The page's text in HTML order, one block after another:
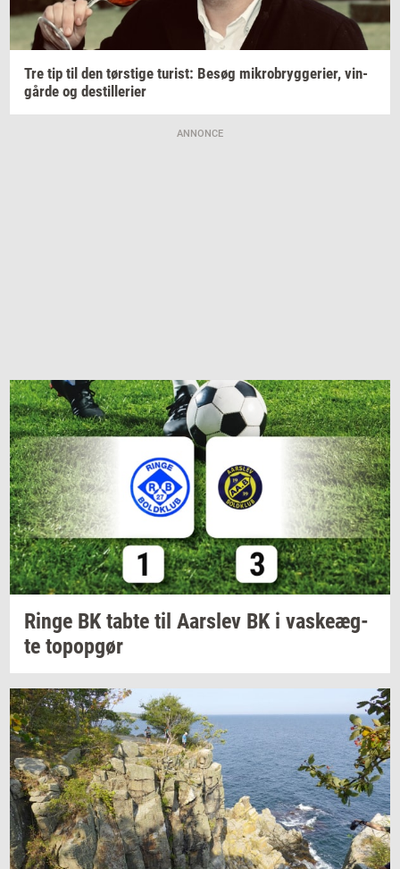
Tre tip til den tørsti­ge turist: Besøg mi­kro­bryg­ge­ri­er, vin­
går­de og destil­le­ri­er
ANNONCE
Ringe BK tabte til Aars­lev BK i va­ske­æg­
te topop­gør